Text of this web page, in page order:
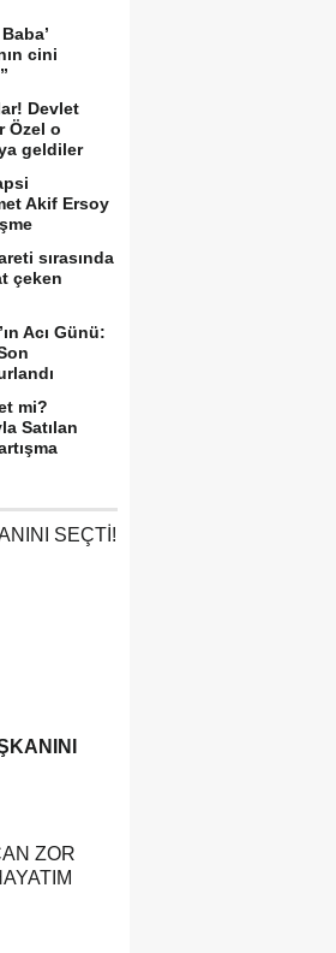
cini
Devlet
Özel o
geldiler
Akif Ersoy
sırasında
çeken
Acı Günü:
mi?
Satılan